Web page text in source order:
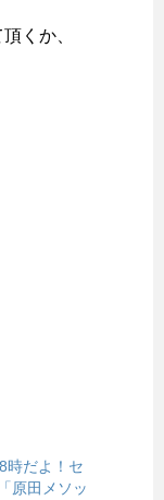
くか、
時だよ！セ
原田メソッ